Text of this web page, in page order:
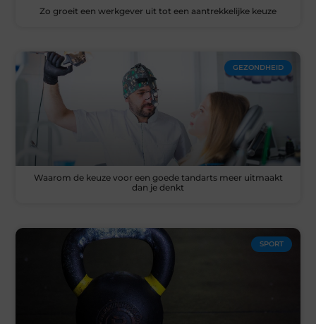
Zo groeit een werkgever uit tot een aantrekkelijke keuze
GEZONDHEID
Waarom de keuze voor een goede tandarts meer uitmaakt
dan je denkt
SPORT